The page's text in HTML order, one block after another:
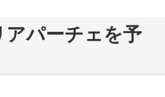
アパーチェを予